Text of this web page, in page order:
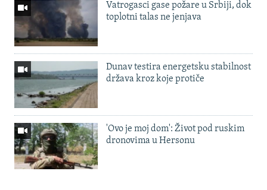
Vatrogasci gase požare u Srbiji, dok
toplotni talas ne jenjava
Dunav testira energetsku stabilnost
država kroz koje protiče
'Ovo je moj dom': Život pod ruskim
dronovima u Hersonu